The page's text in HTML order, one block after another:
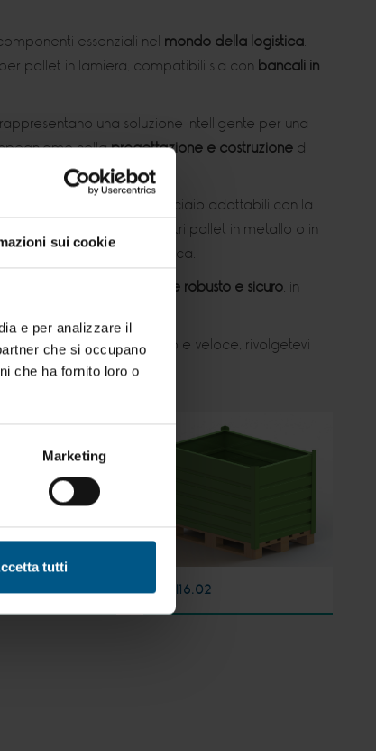
sui cookie
e per analizzare il
che si occupano
che ha fornito loro o
Marketing
tutti
essenziali nel mondo della logistica.
pallet in lamiera, compatibili sia con bancali in
una soluzione intelligente per una
nellaprogettazione e costruzione di
per pallet in legno o acciaio adattabili con la
che, abbinati ai nostri pallet in metallo o in
qualsiasi necessità logistica.
contenitore robusto e sicuro, in
merce in modo sicuro e veloce, rivolgetevi
LMI16.02